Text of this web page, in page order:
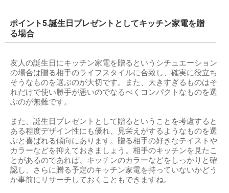
ポイント5.誕生日プレゼントとしてキッチン家電を贈
る場合
友人の誕生日にキッチン家電を贈るというシチュエーション
の場合は贈る相手のライフスタイルに合致し、確実に役立ち
そうなものを選ぶのが大切です。また、大きすぎるものはそ
れだけで使い勝手が悪いのでなるべくコンパクトなものを選
ぶのが無難です。
また、誕生日プレゼントとして贈るということを考慮すると
ある程度デザイン性にも優れ、見栄えがするようなものを選
ぶと喜ばれる傾向にあります。贈る相手の好きなテイストや
カラーなどを抑えておきましょう。相手のキッチンを見たこ
とがあるのであれば、キッチンのカラーなどをしっかりと確
認し、さらに贈る予定のキッチン家電を持っていないかどう
か事前にリサーチしておくこともできますね。